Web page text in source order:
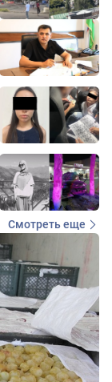
Смотреть еще